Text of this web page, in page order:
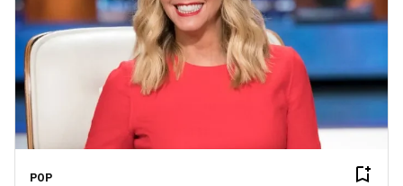
POP